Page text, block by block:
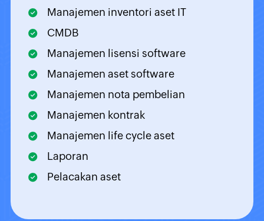
Manajemen inventori aset IT
CMDB
Manajemen lisensi software
Manajemen aset software
Manajemen nota pembelian
Manajemen kontrak
Manajemen life cycle aset
Laporan
Pelacakan aset